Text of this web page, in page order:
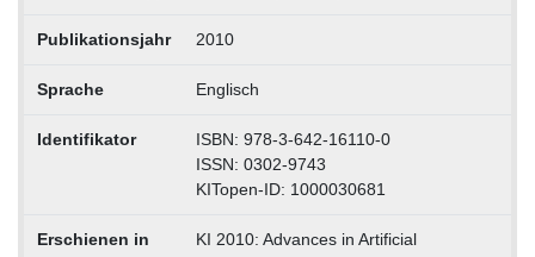
Publikationsjahr 2010
Sprache Englisch
Identifikator
ISBN: 978-3-642-16110-0
ISSN: 0302-9743
KITopen-ID: 1000030681
Erschienen in
KI 2010: Advances in Artificial